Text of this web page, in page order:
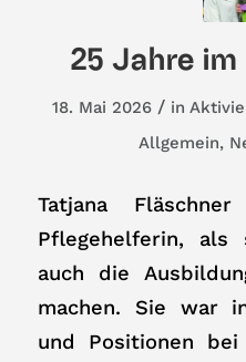
25 Jahre
18. Mai 2026 / in
Allgemein,
Tatjana
Pflegehelferin, als
auch die
machen. Sie war
und Positionen